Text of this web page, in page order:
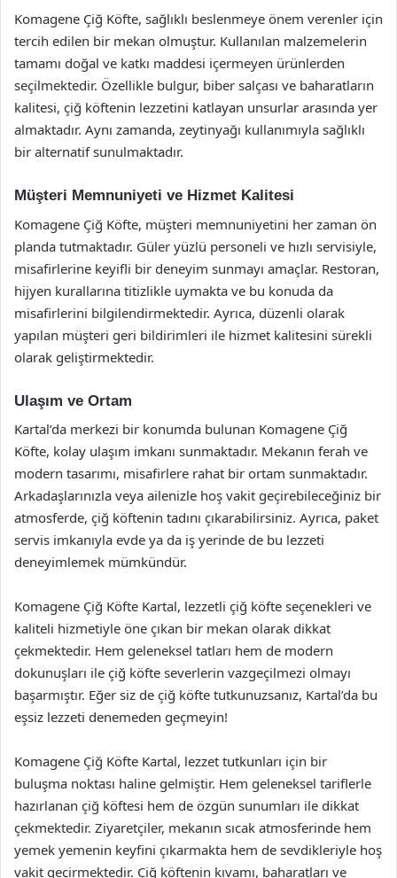
Komagene Çiğ Köfte, sağlıklı beslenmeye önem verenler için
tercih edilen bir mekan olmuştur. Kullanılan malzemelerin
tamamı doğal ve katkı maddesi içermeyen ürünlerden
seçilmektedir. Özellikle bulgur, biber salçası ve baharatların
kalitesi, çiğ köftenin lezzetini katlayan unsurlar arasında yer
almaktadır. Aynı zamanda, zeytinyağı kullanımıyla sağlıklı
bir alternatif sunulmaktadır.
Müşteri Memnuniyeti ve Hizmet Kalitesi
Komagene Çiğ Köfte, müşteri memnuniyetini her zaman ön
planda tutmaktadır. Güler yüzlü personeli ve hızlı servisiyle,
misafirlerine keyifli bir deneyim sunmayı amaçlar. Restoran,
hijyen kurallarına titizlikle uymakta ve bu konuda da
misafirlerini bilgilendirmektedir. Ayrıca, düzenli olarak
yapılan müşteri geri bildirimleri ile hizmet kalitesini sürekli
olarak geliştirmektedir.
Ulaşım ve Ortam
Kartal’da merkezi bir konumda bulunan Komagene Çiğ
Köfte, kolay ulaşım imkanı sunmaktadır. Mekanın ferah ve
modern tasarımı, misafirlere rahat bir ortam sunmaktadır.
Arkadaşlarınızla veya ailenizle hoş vakit geçirebileceğiniz bir
atmosferde, çiğ köftenin tadını çıkarabilirsiniz. Ayrıca, paket
servis imkanıyla evde ya da iş yerinde de bu lezzeti
deneyimlemek mümkündür.
Komagene Çiğ Köfte Kartal, lezzetli çiğ köfte seçenekleri ve
kaliteli hizmetiyle öne çıkan bir mekan olarak dikkat
çekmektedir. Hem geleneksel tatları hem de modern
dokunuşları ile çiğ köfte severlerin vazgeçilmezi olmayı
başarmıştır. Eğer siz de çiğ köfte tutkunuzsanız, Kartal’da bu
eşsiz lezzeti denemeden geçmeyin!
Komagene Çiğ Köfte Kartal, lezzet tutkunları için bir
buluşma noktası haline gelmiştir. Hem geleneksel tariflerle
hazırlanan çiğ köftesi hem de özgün sunumları ile dikkat
çekmektedir. Ziyaretçiler, mekanın sıcak atmosferinde hem
yemek yemenin keyfini çıkarmakta hem de sevdikleriyle hoş
vakit geçirmektedir. Çiğ köftenin kıvamı, baharatları ve